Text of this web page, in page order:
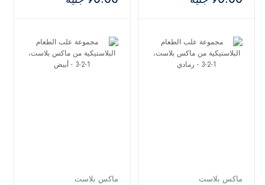
غامق
ماكس بلاست ماكس بلاست